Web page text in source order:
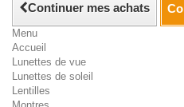
Continuer mes achats
Menu
Accueil
Lunettes de vue
Lunettes de soleil
Lentilles